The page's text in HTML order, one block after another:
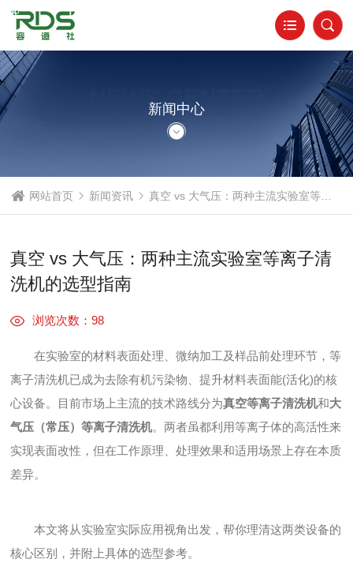
NEWS CENTER
新闻中心
网站首页 新闻资讯 真空 vs 大气压：两种主流实验室等离子清洗机的选型指南
真空 vs 大气压：两种主流实验室等离子清
洗机的选型指南
浏览次数：98
在实验室的材料表面处理、微纳加工及样品前处理环节，等
离子清洗机已成为去除有机污染物、提升材料表面能(活化)的核
心设备。目前市场上主流的技术路线分为真空等离子清洗机和大
气压（常压）等离子清洗机。两者虽都利用等离子体的高活性来
实现表面改性，但在工作原理、处理效果和适用场景上存在本质
差异。
本文将从实验室实际应用视角出发，帮你理清这两类设备的
核心区别，并附上具体的选型参考。